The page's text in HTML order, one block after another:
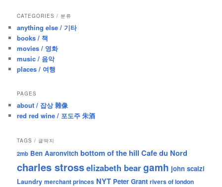
r
h
CATEGORIES / 분류
anything else / 기타
books / 책
movies / 영화
music / 음악
places / 여행
PAGES
about / 잡상 雜像
red red wine / 포도주 朱酒
TAGS / 글딱지
2mb Ben Aaronvitch bottom of the hill Cafe du Nord
charles strosselizabeth beargamh john scalzi
Laundry merchant princes NYT Peter Grant rivers of london